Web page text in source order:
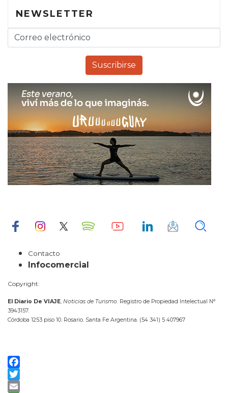
NEWSLETTER
Contacto
Infocomercial
Copyright:
El Diario De VIAJE Noticias de Turismo . Registro de Propiedad Intelectual N°
3943157.
Córdoba 1253 piso 10. Rosario. Santa Fe Argentina. (54 341) 5 407967
Facebook
Twitter